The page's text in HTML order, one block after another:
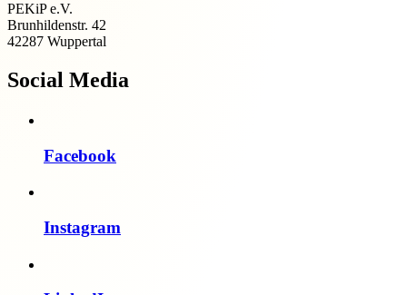
PEKiP e.V.
Brunhildenstr. 42
42287 Wuppertal
Social Media
Facebook
Instagram